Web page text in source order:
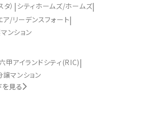
） シティホームズ/ホームズ
ア/リーデンスフォート
ンション
甲アイランドシティ(RIC)
マンション
を見る